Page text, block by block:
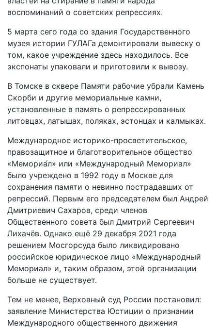
воспоминаний о советских репрессиях.
5 марта сего года со здания Государственного
музея истории ГУЛАГа демонтировали вывеску о
том, какое учреждение здесь находилось. Все
экспонаты упаковали и приготовили к вывозу.
В Томске в сквере Памяти рабочие убрали Камень
Скорби и другие мемориальные камни,
установленные в память о репрессированных
литовцах, латышах, поляках, эстонцах и калмыках.
Международное историко-просветительское,
правозащитное и благотворительное общество
«Мемориа́л» или «Международный Мемориал»
было учреждено в 1992 году в Москве для
сохранения памяти о невинно пострадавших от
репрессий. Первым его председателем был Андрей
Дмитриевич Сахаров, среди членов
Общественного совета был Дмитрий Сергеевич
Лихачёв. Однако ещё 29 декабря 2021 года
решением Мосгорсуда было ликвидировано
российское юридическое лицо «Международный
Мемориал» и, таким образом, этой организации
больше не существует.
Тем не менее, Верховный суд России постановил:
заявление Министерства Юстиции о признании
Международного общественного движения